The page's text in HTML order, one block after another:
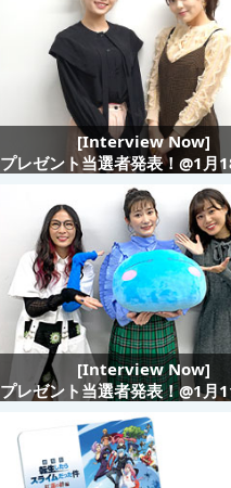
[Interview Now]
プレゼント当選者発表！@1月
[Interview Now]
プレゼント当選者発表！@1月